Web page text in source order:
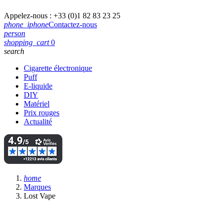
Appelez-nous : +33 (0)1 82 83 23 25
phone_iphoneContactez-nous
person
shopping_cart 0
search
Cigarette électronique
Puff
E-liquide
DIY
Matériel
Prix rouges
Actualité
home
Marques
Lost Vape